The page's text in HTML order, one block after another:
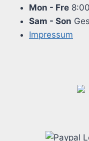
Mon - Fre
Sam - Son
Impressum